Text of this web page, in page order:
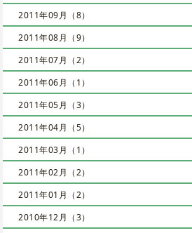
2011年09月（8）
2011年08月（9）
2011年07月（2）
2011年06月（1）
2011年05月（3）
2011年04月（5）
2011年03月（1）
2011年02月（2）
2011年01月（2）
2010年12月（3）